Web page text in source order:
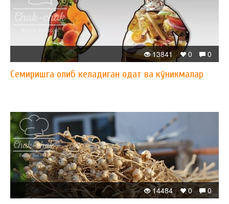
0
0
13841
Семиришга олиб келадиган одат ва кўникмалар
0
0
14484